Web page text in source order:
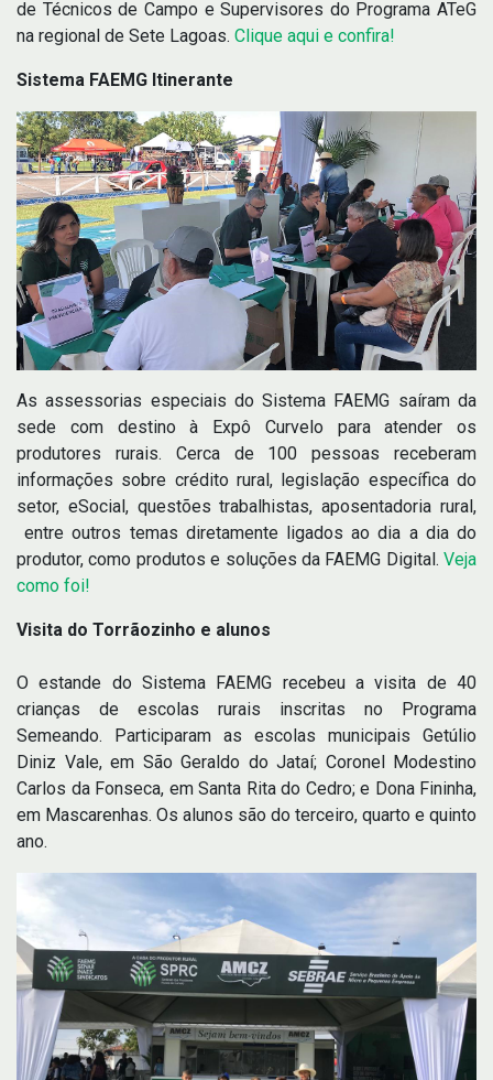
de Técnicos de Campo e Supervisores do Programa ATeG
na regional de Sete Lagoas. Clique aqui e confira!
Sistema FAEMG Itinerante
As assessorias especiais do Sistema FAEMG saíram da
sede com destino à Expô Curvelo para atender os
produtores rurais. Cerca de 100 pessoas receberam
informações sobre crédito rural, legislação específica do
setor, eSocial, questões trabalhistas, aposentadoria rural,
entre outros temas diretamente ligados ao dia a dia do
produtor, como produtos e soluções da FAEMG Digital. Veja
como foi!
Visita do Torrãozinho e alunos
O estande do Sistema FAEMG recebeu a visita de 40
crianças de escolas rurais inscritas no Programa
Semeando. Participaram as escolas municipais Getúlio
Diniz Vale, em São Geraldo do Jataí; Coronel Modestino
Carlos da Fonseca, em Santa Rita do Cedro; e Dona Fininha,
em Mascarenhas. Os alunos são do terceiro, quarto e quinto
ano.